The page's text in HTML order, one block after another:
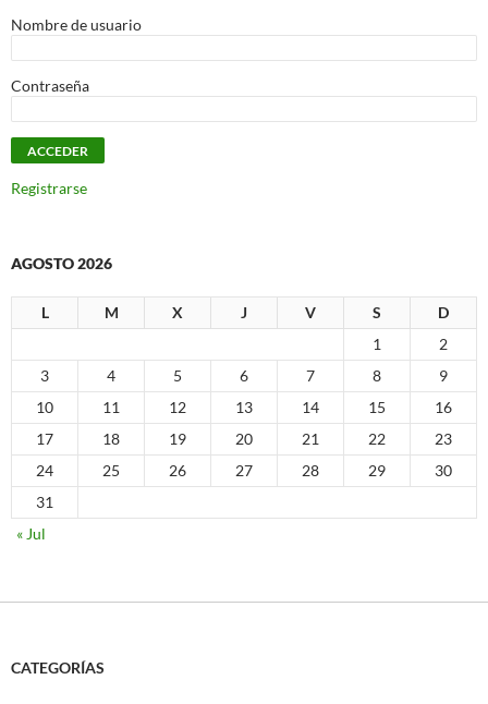
Nombre de usuario
Contraseña
Registrarse
AGOSTO 2026
L M X J V S
D
1
2
3
4 5 6 7 8
9
10
11 12 13 14 15
16
17
18 19 20 21 22
23
24
25 26 27 28 29
30
31
« Jul
CATEGORÍAS